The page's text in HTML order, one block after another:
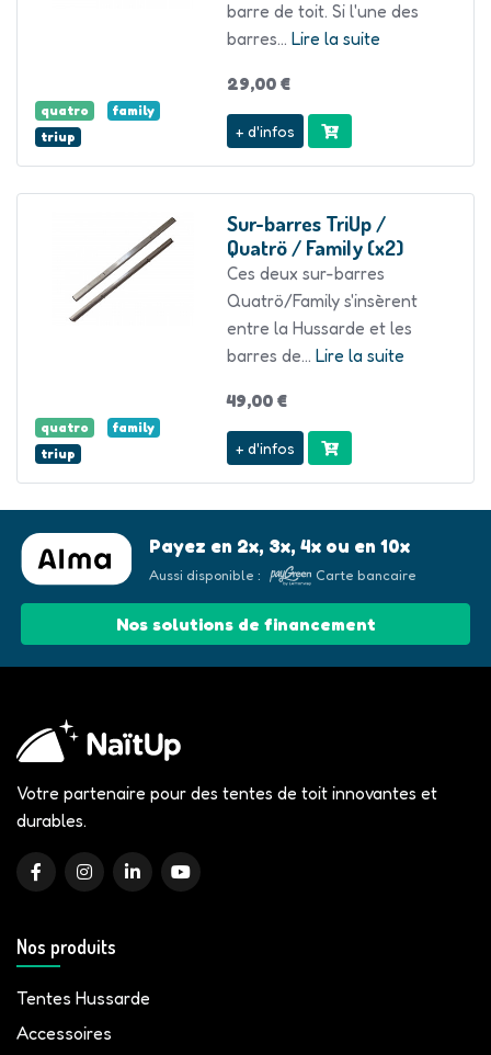
quatro
family
triup
barre de toit. Si l'une des
barres... Lire la suite
29,00 €
+ d'infos
quatro
family
triup
Sur-barres TriUp /
Quatrö / Family (x2)
Ces deux sur-barres
Quatrö/Family s'insèrent
entre la Hussarde et les
barres de... Lire la suite
49,00 €
+ d'infos
Payez en 2x, 3x, 4x ou en 10x
Aussi disponible : Carte bancaire
Nos solutions de financement
Votre partenaire pour des tentes de toit innovantes et
durables.
Nos produits
Tentes Hussarde
Accessoires